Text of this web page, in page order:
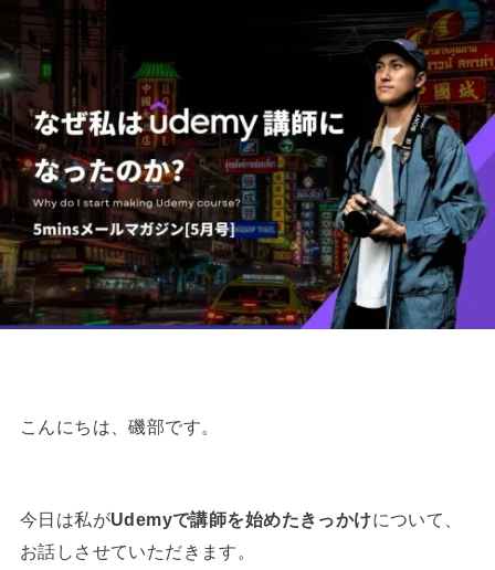
こんにちは、磯部です。
今日は私がUdemyで講師を始めたきっかけについて、
お話しさせていただきます。